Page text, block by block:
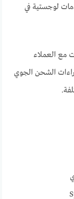
لوجستية في
مع العملاء
الشحن الجوي